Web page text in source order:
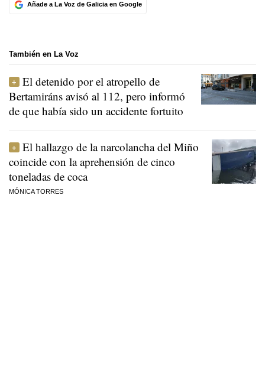
Añade a La Voz de Galicia en Google
También en La Voz
El detenido por el atropello de
Bertamiráns avisó al 112, pero informó
de que había sido un accidente fortuito
El hallazgo de la narcolancha del Miño
coincide con la aprehensión de cinco
toneladas de coca
MÓNICA TORRES